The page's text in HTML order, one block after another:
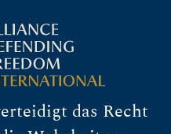
das Recht